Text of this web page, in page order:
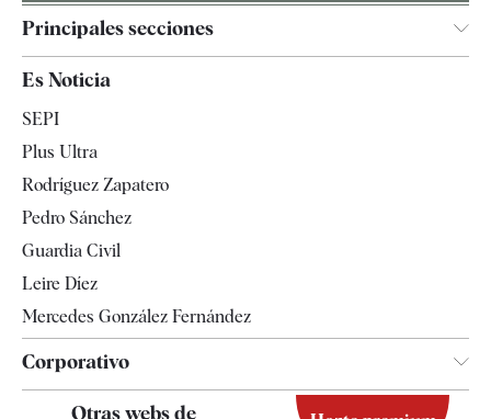
Principales secciones
Televisión
Es Noticia
SEPI
Plus Ultra
Rodríguez Zapatero
Pedro Sánchez
Guardia Civil
Leire Díez
Mercedes González Fernández
Corporativo
Otras webs de